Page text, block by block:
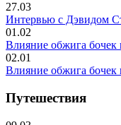
27.03
Интервью с Дэвидом
01.02
Влияние обжига бочек
02.01
Влияние обжига бочек
Путешествия